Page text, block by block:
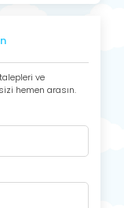
ve
hemen arasın.